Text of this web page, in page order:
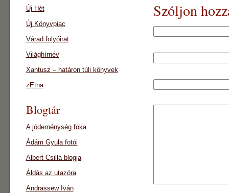
Szóljon
Új Hét
Új Könyvpiac
Várad folyóirat
Világhírnév
Xantusz – határon túli könyvek
zEtna
Blogtár
A jódeménység foka
Ádám Gyula fotói
Albert Csilla blogja
Áldás az utazóra
Andrassew Iván